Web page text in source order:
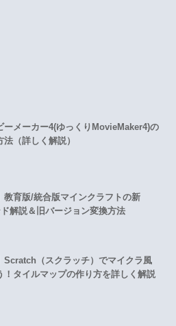
ーメーカー4(ゆっくりMovieMaker4)の
（詳しく解説）
教育版/統合版マインクラフトの新
解説＆旧バージョン変換方法
Scratch（スクラッチ）でマイクラ風
！タイルマップの作り方を詳しく解説